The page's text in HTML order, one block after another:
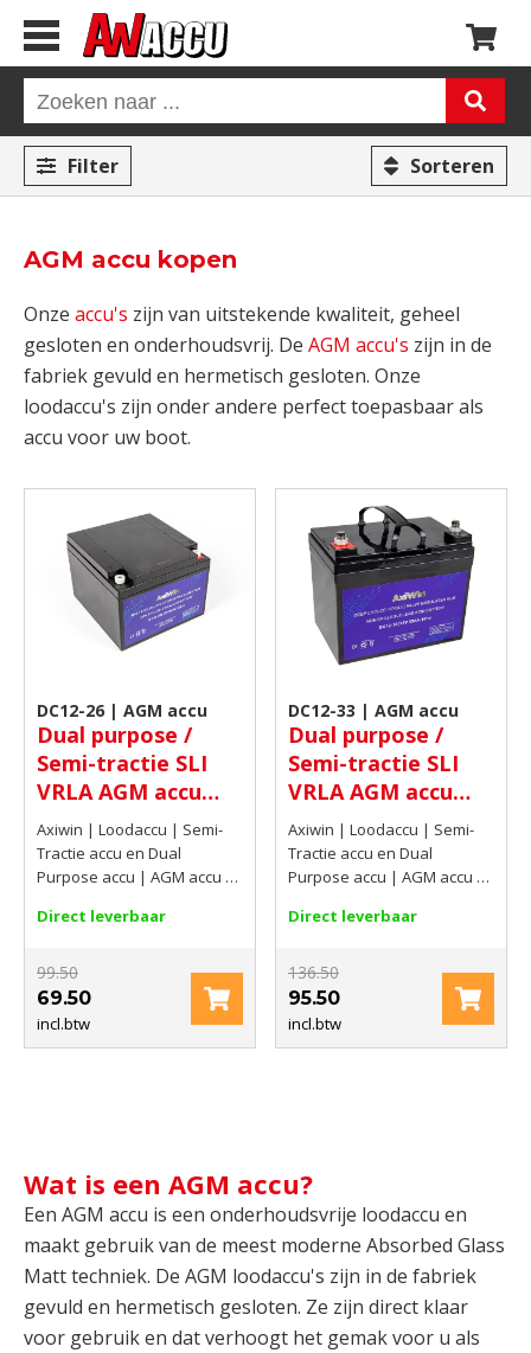
Filter Sorteren
AGM accu kopen
Onze accu's zijn van uitstekende kwaliteit, geheel
gesloten en onderhoudsvrij. De AGM accu's zijn in de
fabriek gevuld en hermetisch gesloten. Onze
loodaccu's zijn onder andere perfect toepasbaar als
accu voor uw boot.
DC12-26 | AGM accu
Dual purpose /
Semi-tractie SLI
VRLA AGM accu
12V 26Ah(C20)
Axiwin | Loodaccu | Semi-
Tractie accu en Dual
Purpose accu | AGM accu |
Direct leverbaar
99.50
69.50
incl.btw
DC12-33 | AGM accu
Dual purpose /
Semi-tractie SLI
VRLA AGM accu
12V 34,62Ah(C20)
Axiwin | Loodaccu | Semi-
Tractie accu en Dual
Purpose accu | AGM accu |
Direct leverbaar
136.50
95.50
incl.btw
Wat is een AGM accu?
Een AGM accu is een onderhoudsvrije loodaccu en
maakt gebruik van de meest moderne Absorbed Glass
Matt techniek. De AGM loodaccu's zijn in de fabriek
gevuld en hermetisch gesloten. Ze zijn direct klaar
voor gebruik en dat verhoogt het gemak voor u als